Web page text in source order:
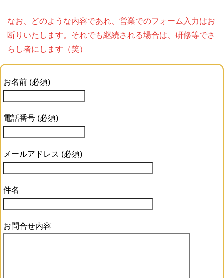
なお、どのような内容であれ、営業でのフォーム入力はお
断りいたします。それでも継続される場合は、研修等でさ
らし者にします（笑）
お名前 (必須)
電話番号 (必須)
メールアドレス (必須)
件名
お問合せ内容